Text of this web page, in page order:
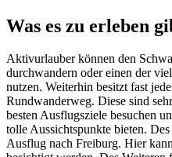
Was es zu erleben
Aktivurlauber können den
durchwandern oder einen der
nutzen. Weiterhin besitzt fast
Rundwanderweg. Diese sind
besten Ausflugsziele besuchen
tolle Aussichtspunkte bieten.
Ausflug nach Freiburg. Hier